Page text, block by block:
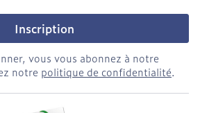
Inscription
vous vous abonnez à notre
notre politique de confidentialité.